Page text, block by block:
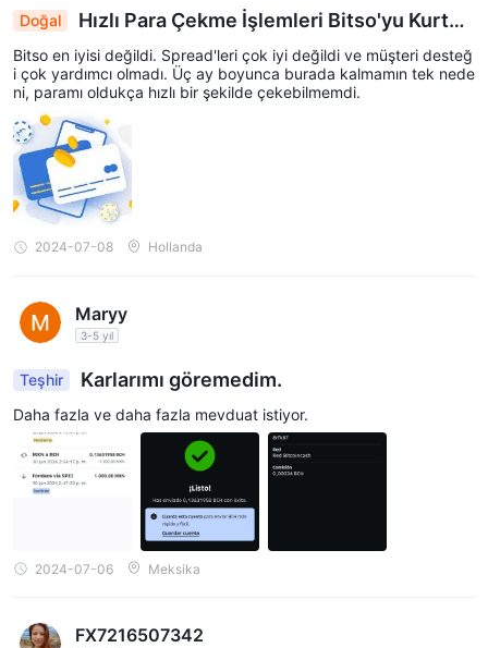
Doğal
Hızlı Para Çekme İşlemleri Bitso'yu Kurtar
dı: Zayıf Spreadler ve Destek Üç Ay Boyunca Day
andı
Bitso en iyisi değildi. Spread'leri çok iyi değildi ve müşteri desteğ
i çok yardımcı olmadı. Üç ay boyunca burada kalmamın tek nede
ni, paramı oldukça hızlı bir şekilde çekebilmemdi.
2024-07-08 Hollanda
Maryy
3-5 yıl
Teşhir Karlarımı göremedim.
Daha fazla ve daha fazla mevduat istiyor.
2024-07-06 Meksika
FX7216507342